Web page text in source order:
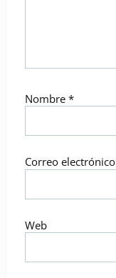
Nombre *
Correo electrónico
Web